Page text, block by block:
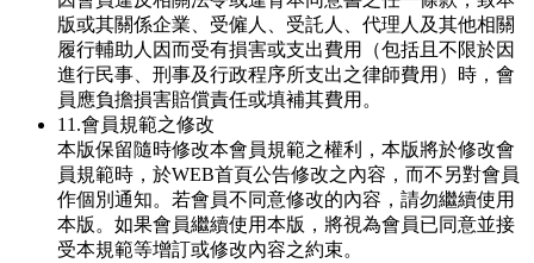
版或其關係企業、受僱人、受託人、代理人及其他相關
履行輔助人因而受有損害或支出費用（包括且不限於因
進行民事、刑事及行政程序所支出之律師費用）時，會
員應負擔損害賠償責任或填補其費用。
11.會員規範之修改
本版保留隨時修改本會員規範之權利，本版將於修改會
員規範時，於WEB首頁公告修改之內容，而不另對會員
作個別通知。若會員不同意修改的內容，請勿繼續使用
本版。如果會員繼續使用本版，將視為會員已同意並接
受本規範等增訂或修改內容之約束。